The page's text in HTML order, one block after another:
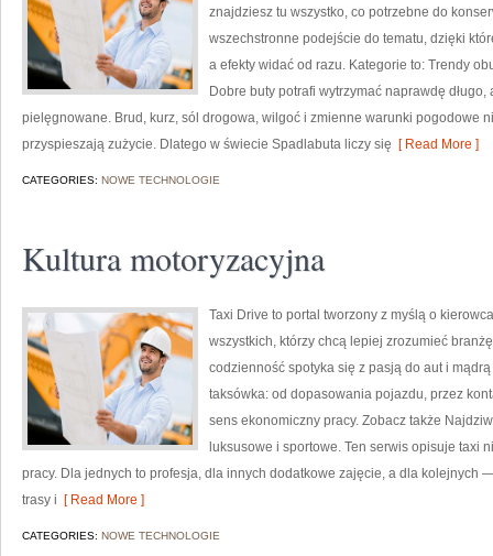
znajdziesz tu wszystko, co potrzebne do
wszechstronne podejście do tematu, dzięki
a efekty widać od razu. Kategorie to: Trendy
Dobre buty potrafi wytrzymać naprawdę
pielęgnowane. Brud, kurz, sól drogowa, wilgoć i zmienne warunki pogodowe
przyspieszają zużycie. Dlatego w świecie Spadlabuta liczy się [ Read More ]
CATEGORIES: NOWE TECHNOLOGIE
Kultura motoryzacyjna
Taxi Drive to portal tworzony z myślą o
wszystkich, którzy chcą lepiej zrozumieć
codzienność spotyka się z pasją do aut i
taksówka: od dopasowania pojazdu, przez
sens ekonomiczny pracy. Zobacz także
luksusowe i sportowe. Ten serwis opisuje taxi
pracy. Dla jednych to profesja, dla innych dodatkowe zajęcie, a dla kolejnych
trasy i [ Read More ]
CATEGORIES: NOWE TECHNOLOGIE